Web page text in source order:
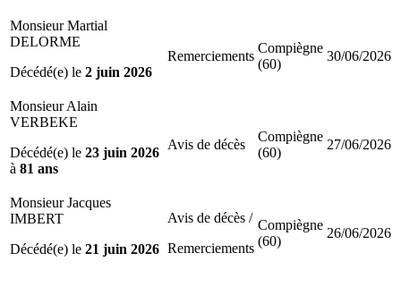
Monsieur Martial
DELORME
Décédé(e) le 2 juin 2026
Remerciements
Compiègne
(60)
30/06/2026
Monsieur Alain
VERBEKE
Décédé(e) le 23 juin 2026
à 81 ans
Avis de décès
Compiègne
(60)
27/06/2026
Monsieur Jacques
IMBERT
Décédé(e) le 21 juin 2026
Avis de décès /
Remerciements
Compiègne
(60)
26/06/2026